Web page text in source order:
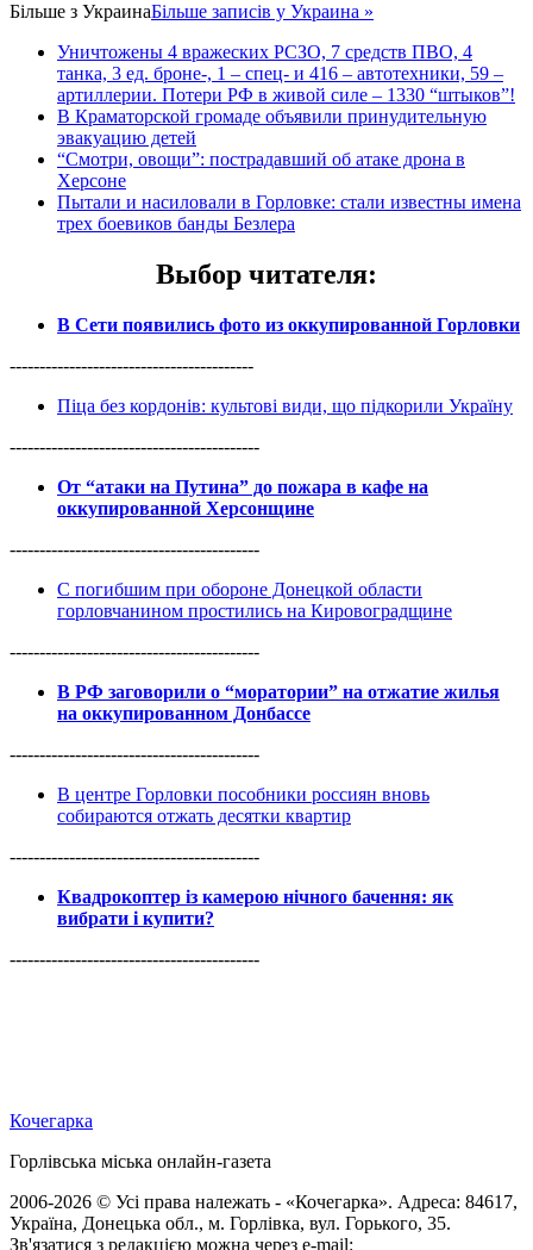
Більше з УкраинаБільше записів у Украина »
Уничтожены 4 вражеских РСЗО, 7 средств ПВО, 4
танка, 3 ед. броне-, 1 – спец- и 416 – автотехники, 59 –
артиллерии. Потери РФ в живой силе – 1330 “штыков”!
В Краматорской громаде объявили принудительную
эвакуацию детей
“Смотри, овощи”: пострадавший об атаке дрона в
Херсоне
Пытали и насиловали в Горловке: стали известны имена
трех боевиков банды Безлера
Выбор читателя:
В Сети появились фото из оккупированной Горловки
-----------------------------------------
Піца без кордонів: культові види, що підкорили Україну
------------------------------------------
От “атаки на Путина” до пожара в кафе на
оккупированной Херсонщине
------------------------------------------
С погибшим при обороне Донецкой области
горловчанином простились на Кировоградщине
------------------------------------------
В РФ заговорили о “моратории” на отжатие жилья
на оккупированном Донбассе
------------------------------------------
В центре Горловки пособники россиян вновь
собираются отжать десятки квартир
------------------------------------------
Квадрокоптер із камерою нічного бачення: як
вибрати і купити?
------------------------------------------
Кочегарка
Горлівська міська онлайн-газета
2006-2026 © Усі права належать - «Кочегарка». Адреса: 84617,
Україна, Донецька обл., м. Горлівка, вул. Горького, 35.
Зв'язатися з редакцією можна через e-mail: